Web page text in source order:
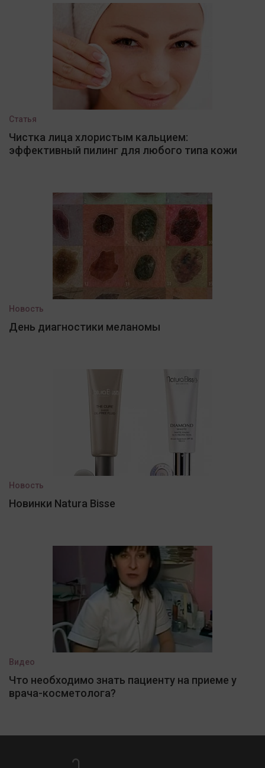
Статья
Чистка лица хлористым кальцием:
эффективный пилинг для любого типа кожи
Новость
День диагностики меланомы
Новость
Новинки Natura Bisse
Видео
Что необходимо знать пациенту на приеме у
врача-косметолога?